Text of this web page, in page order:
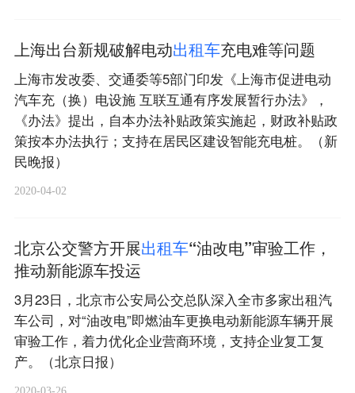
上海出台新规破解电动出租车充电难等问题
上海市发改委、交通委等5部门印发《上海市促进电动
汽车充（换）电设施 互联互通有序发展暂行办法》，
《办法》提出，自本办法补贴政策实施起，财政补贴政
策按本办法执行；支持在居民区建设智能充电桩。（新
民晚报）
2020-04-02
北京公交警方开展出租车“油改电”审验工作，
推动新能源车投运
3月23日，北京市公安局公交总队深入全市多家出租汽
车公司，对“油改电”即燃油车更换电动新能源车辆开展
审验工作，着力优化企业营商环境，支持企业复工复
产。（北京日报）